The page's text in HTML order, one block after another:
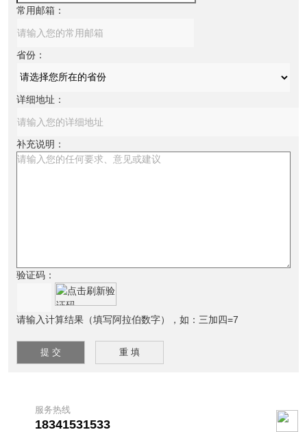
常用邮箱：
省份：
详细地址：
补充说明：
验证码：
请输入计算结果（填写阿拉伯数字），如：三加四=7
服务热线
18341531533